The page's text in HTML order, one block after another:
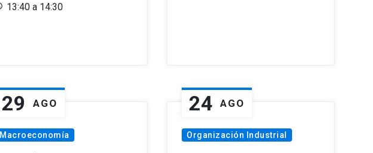
13:40 a 14:30
29 AGO
Macroeconomía
24 AGO
Organización Industrial